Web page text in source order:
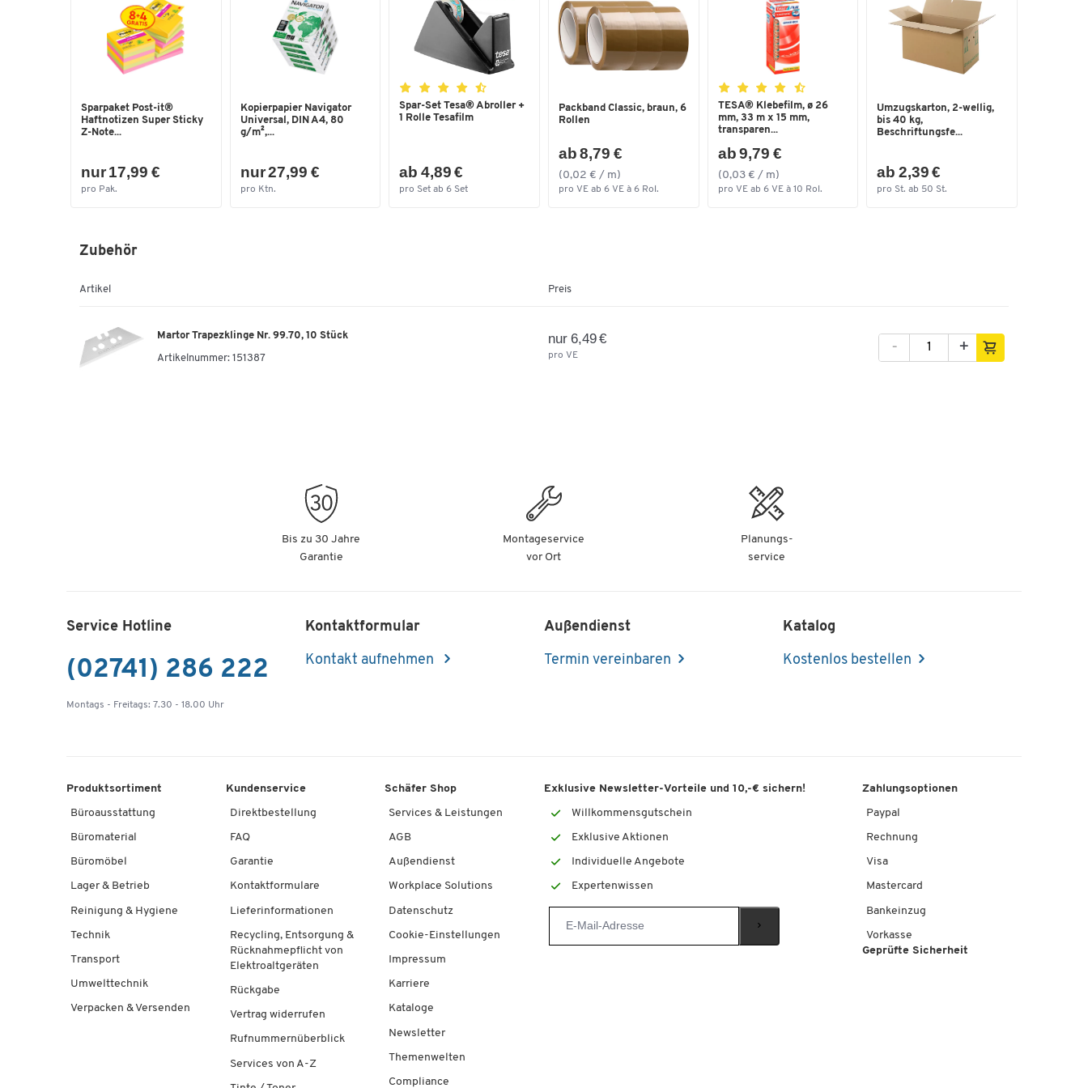
Vollautomatischer Klingenrückzug
Klingenwechsel ohne Werkzeug
Material: Kunststoff mit Glasfaserverstärkung
Maße: L 148 x B 18 x H 42 mm
Gewicht: 64,0 g
GS-geprüft
Sparpaket Post-it®
Haftnotizen Super Sticky
Z-Note...
nur 17,99 €
pro Pak.
Kopierpapier Navigator
Universal, DIN A4, 80
g/m²,...
nur 27,99 €
pro Ktn.
Spar-Set Tesa® Abroller +
1 Rolle Tesafilm
ab 4,89 €
pro Set ab 6 Set
Packband Classic, braun, 6
Rollen
ab 8,79 €
(0,02 € / m)
pro VE ab 6 VE à 6 Rol.
TESA® Klebefilm, ø 26
mm, 33 m x 15 mm,
transparen...
ab 9,79 €
(0,03 € / m)
pro VE ab 6 VE à 10 Rol.
Umzugskarton, 2-wellig,
bis 40 kg,
Beschriftungsfe...
ab 2,39 €
pro St. ab 50 St.
Zubehör
Artikel Preis
Martor Trapezklinge Nr. 99.70, 10 Stück
Artikelnummer: 151387
nur 6,49 €
pro VE
- +
Bis zu 30 Jahre
Garantie
Montageservice
vor Ort
Planungs-
service
Service Hotline
(02741) 286 222
Montags - Freitags: 7.30 - 18.00 Uhr
Kontaktformular
Kontakt aufnehmen
Außendienst
Termin vereinbaren
Katalog
Kostenlos bestellen
Produktsortiment
Büroausstattung
Büromaterial
Büromöbel
Lager & Betrieb
Reinigung & Hygiene
Technik
Transport
Umwelttechnik
Verpacken & Versenden
Kundenservice
Direktbestellung
FAQ
Garantie
Kontaktformulare
Lieferinformationen
Recycling, Entsorgung &
Rücknahmepflicht von
Elektroaltgeräten
Rückgabe
Vertrag widerrufen
Rufnummernüberblick
Services von A-Z
Schäfer Shop
Services & Leistungen
AGB
Außendienst
Workplace Solutions
Datenschutz
Cookie-Einstellungen
Impressum
Karriere
Kataloge
Newsletter
Themenwelten
Compliance
Exklusive Newsletter-Vorteile und 10,-€ sichern!
Willkommensgutschein
Exklusive Aktionen
Individuelle Angebote
Expertenwissen
Zahlungsoptionen
Paypal
Rechnung
Visa
Mastercard
Bankeinzug
Vorkasse
Geprüfte Sicherheit